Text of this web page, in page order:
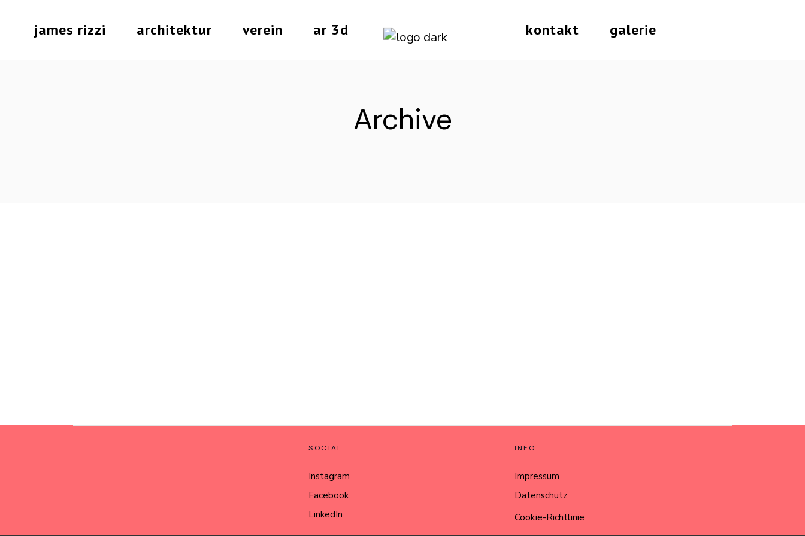
james rizzi architektur verein ar 3d kontakt galerie
Archive
SOCIAL
Instagram
Facebook
LinkedIn
INFO
Impressum
Datenschutz
Cookie-Richtlinie